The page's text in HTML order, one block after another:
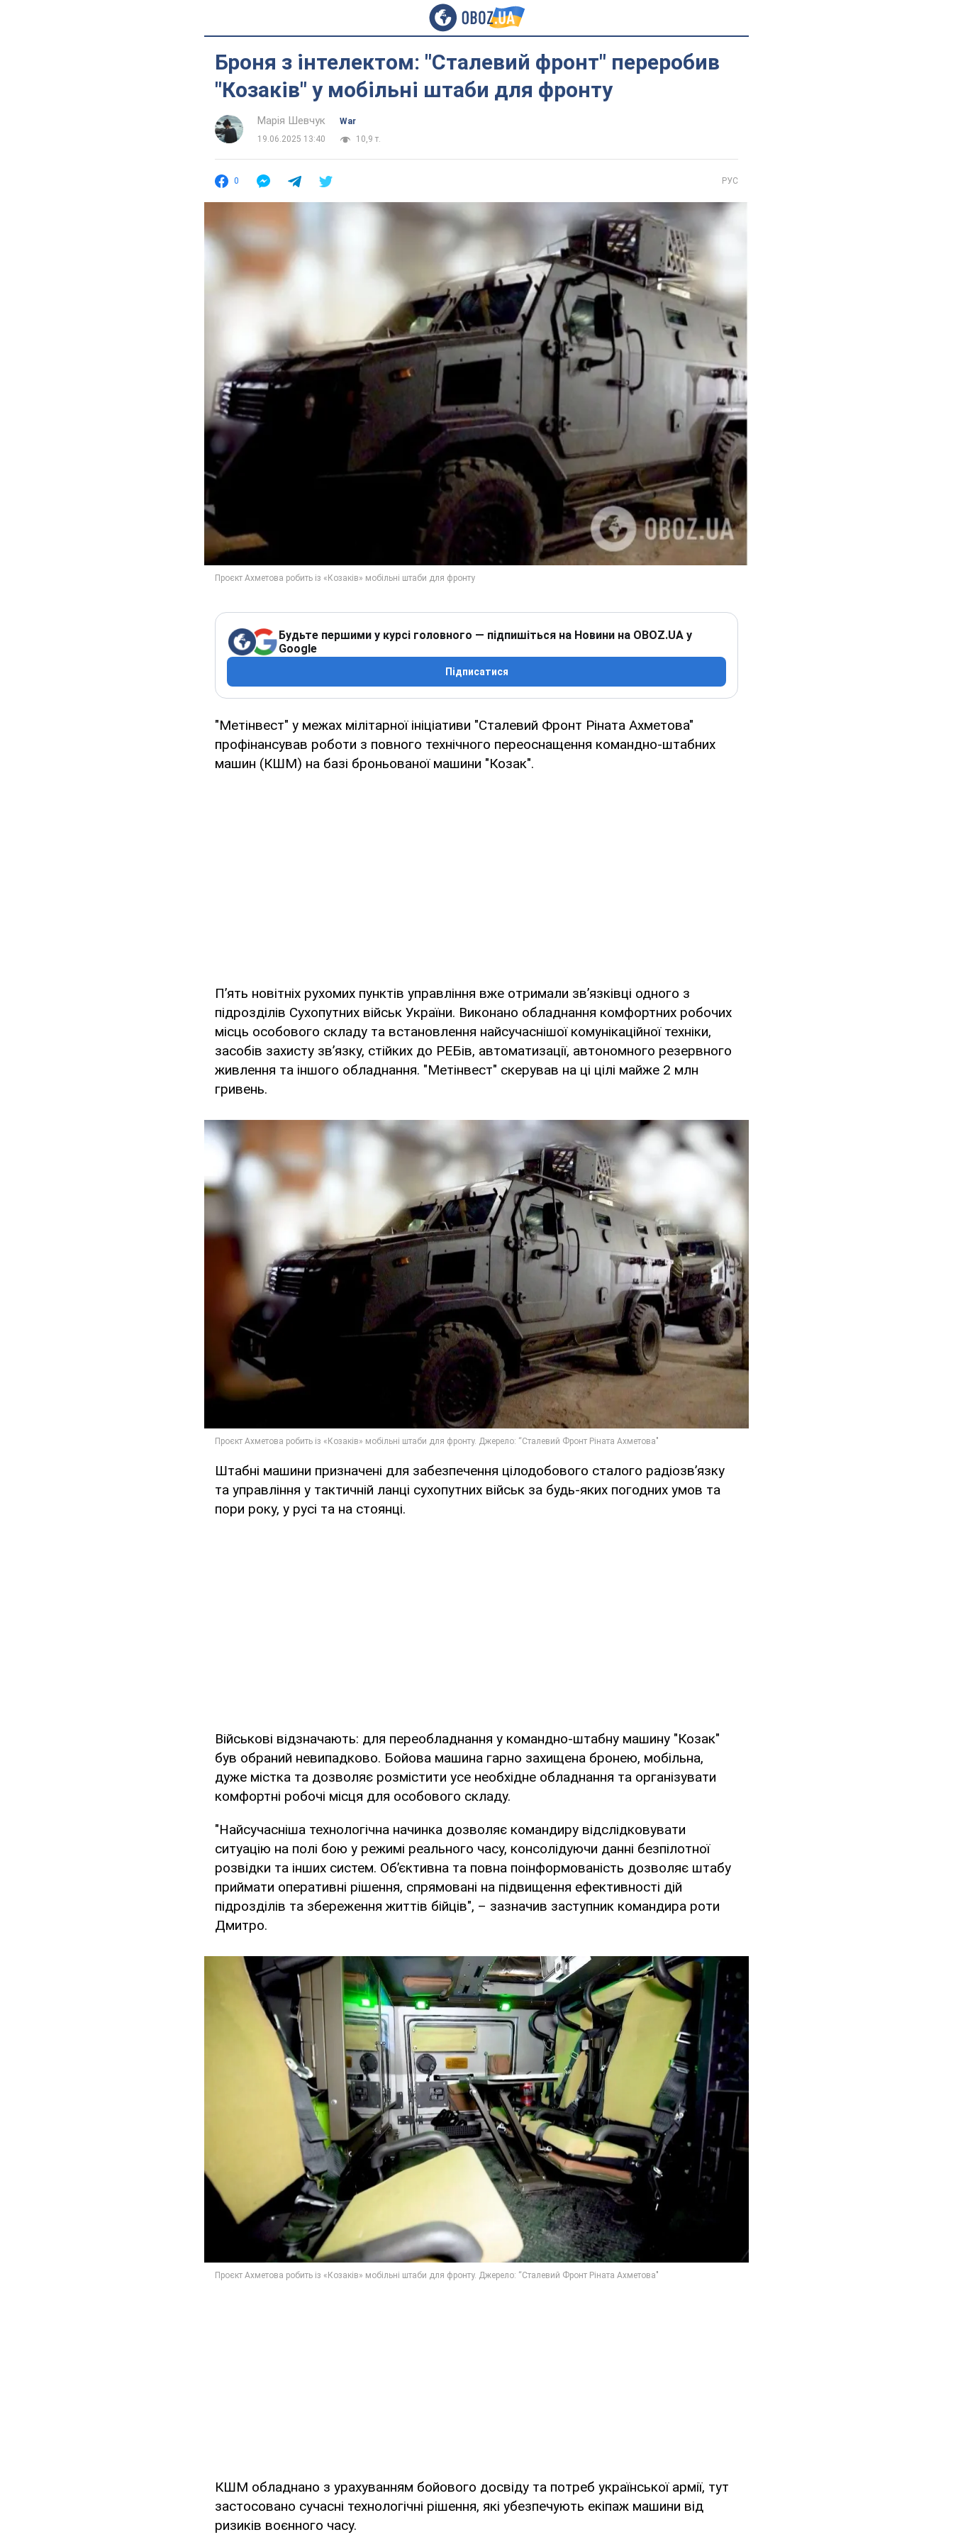
Броня з інтелектом: "Сталевий фронт" переробив
"Козаків" у мобільні штаби для фронту
Марія Шевчук
War
19.06.2025 13:40
10,9 т.
0 РУС
Будьте першими у курсі головного — підпишіться на Новини на OBOZ.UA у
Google
Підписатися
"Метінвест" у межах мілітарної ініціативи "Сталевий Фронт Ріната Ахметова"
профінансував роботи з повного технічного переоснащення командно-штабних
машин (КШМ) на базі броньованої машини "Козак".
П’ять новітніх рухомих пунктів управління вже отримали зв’язківці одного з
підрозділів Сухопутних військ України. Виконано обладнання комфортних робочих
місць особового складу та встановлення найсучаснішої комунікаційної техніки,
засобів захисту зв’язку, стійких до РЕБів, автоматизації, автономного резервного
живлення та іншого обладнання. "Метінвест" скерував на ці цілі майже 2 млн
гривень.
Штабні машини призначені для забезпечення цілодобового сталого радіозв’язку
та управління у тактичній ланці сухопутних військ за будь-яких погодних умов та
пори року, у русі та на стоянці.
Військові відзначають: для переобладнання у командно-штабну машину "Козак"
був обраний невипадково. Бойова машина гарно захищена бронею, мобільна,
дуже містка та дозволяє розмістити усе необхідне обладнання та організувати
комфортні робочі місця для особового складу.
"Найсучасніша технологічна начинка дозволяє командиру відслідковувати
ситуацію на полі бою у режимі реального часу, консолідуючи данні безпілотної
розвідки та інших систем. Об’єктивна та повна поінформованість дозволяє штабу
приймати оперативні рішення, спрямовані на підвищення ефективності дій
підрозділів та збереження життів бійців", – зазначив заступник командира роти
Дмитро.
КШМ обладнано з урахуванням бойового досвіду та потреб української армії, тут
застосовано сучасні технологічні рішення, які убезпечують екіпаж машини від
ризиків воєнного часу.